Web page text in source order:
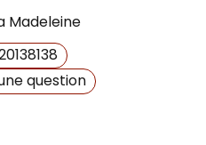
Madeleine
question